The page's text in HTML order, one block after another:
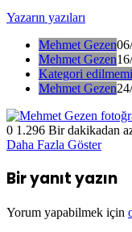
Yazarın yazıları
Mehmet Gezen
Mehmet Gezen
Kategori
Mehmet Gezen
0 1.296 Bir dakikadan
Daha Fazla Göster
Bir yanıt yazın
Yorum yapabilmek için